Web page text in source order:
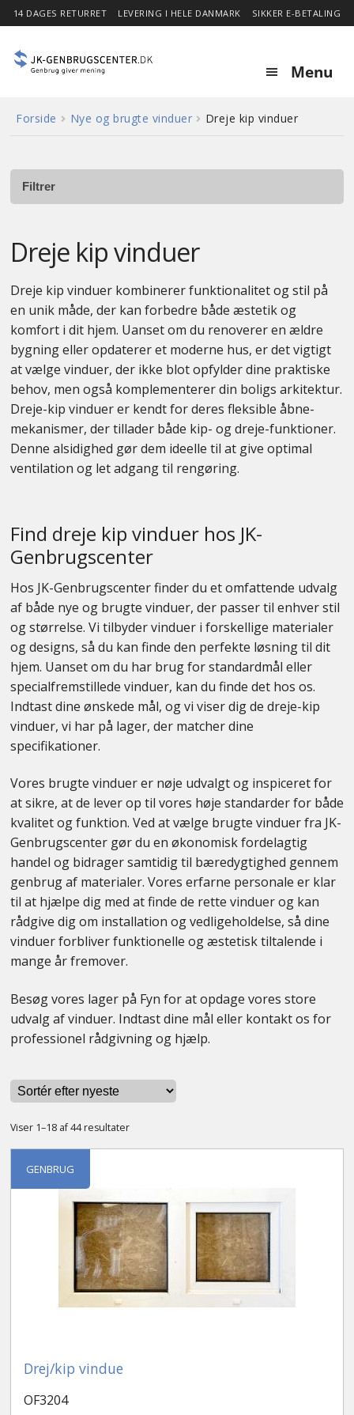
14 DAGES RETURRET LEVERING I HELE DANMARK SIKKER E-BETALING
Menu
Forside
Shop
menu
Nyheder
Om
Kontakt
Forside Nye og brugte vinduer Dreje kip vinduer
Filtrer
Dreje kip vinduer
Dreje kip vinduer kombinerer funktionalitet og stil på
en unik måde, der kan forbedre både æstetik og
komfort i dit hjem. Uanset om du renoverer en ældre
bygning eller opdaterer et moderne hus, er det vigtigt
at vælge vinduer, der ikke blot opfylder dine praktiske
behov, men også komplementerer din boligs arkitektur.
Dreje-kip vinduer er kendt for deres fleksible åbne-
mekanismer, der tillader både kip- og dreje-funktioner.
Denne alsidighed gør dem ideelle til at give optimal
ventilation og let adgang til rengøring.
Find dreje kip vinduer hos JK-
Genbrugscenter
Hos JK-Genbrugscenter finder du et omfattende udvalg
af både nye og brugte vinduer, der passer til enhver stil
og størrelse. Vi tilbyder vinduer i forskellige materialer
og designs, så du kan finde den perfekte løsning til dit
hjem. Uanset om du har brug for standardmål eller
specialfremstillede vinduer, kan du finde det hos os.
Indtast dine ønskede mål, og vi viser dig de dreje-kip
vinduer, vi har på lager, der matcher dine
specifikationer.
Vores brugte vinduer er nøje udvalgt og inspiceret for
at sikre, at de lever op til vores høje standarder for både
kvalitet og funktion. Ved at vælge brugte vinduer fra JK-
Genbrugscenter gør du en økonomisk fordelagtig
handel og bidrager samtidig til bæredygtighed gennem
genbrug af materialer. Vores erfarne personale er klar
til at hjælpe dig med at finde de rette vinduer og kan
rådgive dig om installation og vedligeholdelse, så dine
vinduer forbliver funktionelle og æstetisk tiltalende i
mange år fremover.
Besøg vores lager på Fyn for at opdage vores store
udvalg af vinduer. Indtast dine mål eller kontakt os for
professionel rådgivning og hjælp.
Viser 1–18 af 44 resultaterSorteret
GENBRUG
Drej/kip vindue
OF3204